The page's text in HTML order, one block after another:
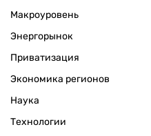
Макроуровень
Энергорынок
Приватизация
Экономика регионов
Наука
Технологии